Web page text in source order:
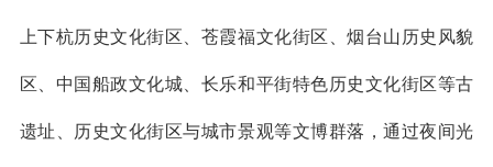
上下杭历史文化街区、苍霞福文化街区、烟台山历史风貌
区、中国船政文化城、长乐和平街特色历史文化街区等古
遗址、历史文化街区与城市景观等文博群落，通过夜间光